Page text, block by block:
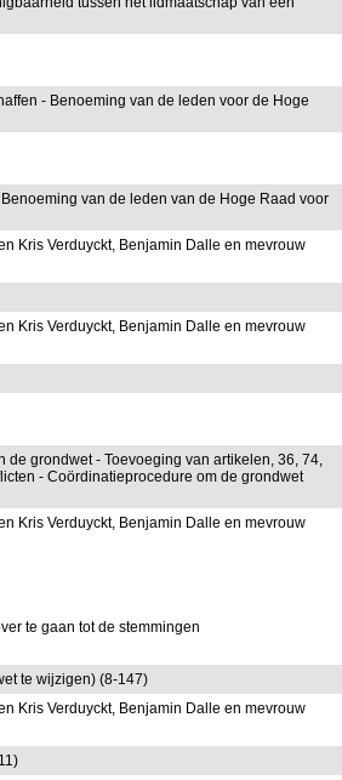
- Benoeming van de leden voor de Hoge
van de leden van de Hoge Raad voor
Kris Verduyckt, Benjamin Dalle en mevrouw
Kris Verduyckt, Benjamin Dalle en mevrouw
de grondwet - Toevoeging van artikelen, 36, 74,
- Coördinatieprocedure om de grondwet
Kris Verduyckt, Benjamin Dalle en mevrouw
te gaan tot de stemmingen
te wijzigen) (8-147)
Kris Verduyckt, Benjamin Dalle en mevrouw